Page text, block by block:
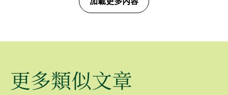
更多類似文章